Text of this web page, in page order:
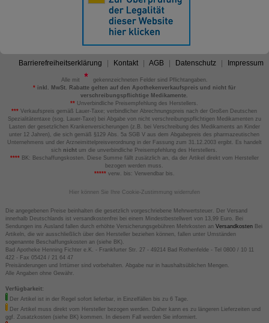
Barrierefreiheitserklärung Kontakt AGB Datenschutz Impressum
Alle mit
gekennzeichneten Felder sind Pflichtangaben.
*inkl. MwSt. Rabatte gelten auf den Apothekenverkaufspreis und nicht für
verschreibungspflichtige Medikamente.
** Unverbindliche Preisempfehlung des Herstellers.
*** Verkaufspreis gemäß Lauer-Taxe; verbindlicher Abrechnungspreis nach der Großen Deutschen
Spezialitätentaxe (sog. Lauer-Taxe) bei Abgabe von nicht verschreibungspflichtigen Medikamenten zu
Lasten der gesetzlichen Krankenversicherungen (z.B. bei Verschreibung des Medikaments an Kinder
unter 12 Jahren), die sich gemäß §129 Abs. 5a SGB V aus dem Abgabepreis des pharmazeutischen
Unternehmens und der Arzneimittelpreisverordnung in der Fassung zum 31.12.2003 ergibt. Es handelt
sich nicht um die unverbindliche Preisempfehlung des Herstellers.
****BK: Beschaffungskosten. Diese Summe fällt zusätzlich an, da der Artikel direkt vom Hersteller
bezogen werden muss.
*****verw. bis: Verwendbar bis.
Hier können Sie Ihre Cookie-Zustimmung widerrufen
Die angegebenen Preise beinhalten die gesetzlich vorgeschriebene Mehrwertsteuer. Der Versand
innerhalb Deutschlands ist versandkostenfrei bei einem Mindestbestellwert von 13,99 Euro. Bei
Sendungen ins Ausland fallen durch erhöhte Versicherungsgebühren Mehrkosten an VersandkostenBei
Artikeln, die wir ausschließlich über den Hersteller beziehen können, fallen unter Umständen
sogenannte Beschaffungskosten an (siehe BK).
Bad Apotheke Henning Fichter e.K. - Frankfurter Str. 27 - 49214 Bad Rothenfelde - Tel 0800 / 10 11
422 - Fax 05424 / 21 64 47
Preisänderungen und Irrtümer sind vorbehalten. Abgabe nur in haushaltsüblichen Mengen.
Alle Angaben ohne Gewähr.
Verfügbarkeit:
Der Artikel ist in der Regel sofort lieferbar, in Einzelfällen bis zu 6 Tage.
Der Artikel muss direkt vom Hersteller bezogen werden. Daher kann es zu längeren Lieferzeiten und
ggf. Zusatzkosten (siehe BK) kommen. In diesem Fall werden Sie informiert.